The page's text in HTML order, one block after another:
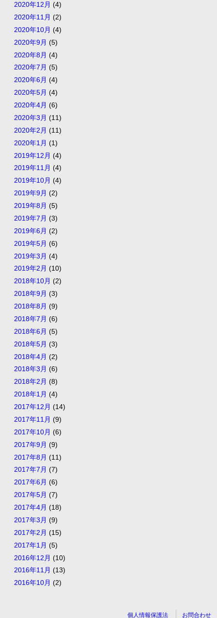
2020年12月 (4)
2020年11月 (2)
2020年10月 (4)
2020年9月 (5)
2020年8月 (4)
2020年7月 (5)
2020年6月 (4)
2020年5月 (4)
2020年4月 (6)
2020年3月 (11)
2020年2月 (11)
2020年1月 (1)
2019年12月 (4)
2019年11月 (4)
2019年10月 (4)
2019年9月 (2)
2019年8月 (5)
2019年7月 (3)
2019年6月 (2)
2019年5月 (6)
2019年3月 (4)
2019年2月 (10)
2018年10月 (2)
2018年9月 (3)
2018年8月 (9)
2018年7月 (6)
2018年6月 (5)
2018年5月 (3)
2018年4月 (2)
2018年3月 (6)
2018年2月 (8)
2018年1月 (4)
2017年12月 (14)
2017年11月 (9)
2017年10月 (6)
2017年9月 (9)
2017年8月 (11)
2017年7月 (7)
2017年6月 (6)
2017年5月 (7)
2017年4月 (18)
2017年3月 (9)
2017年2月 (15)
2017年1月 (5)
2016年12月 (10)
2016年11月 (13)
2016年10月 (2)
個人情報保護法 お問合わせ